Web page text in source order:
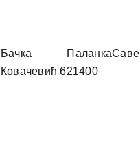
Бачка ПаланкаСаве
Ковачевић 621400